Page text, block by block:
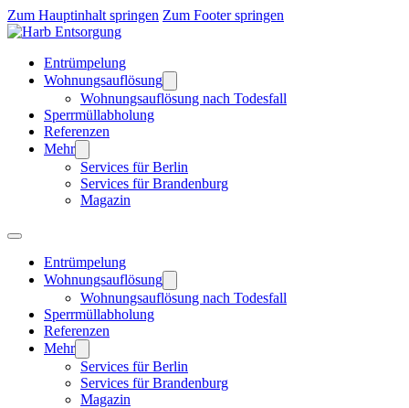
Zum Hauptinhalt springen Zum Footer springen
Entrümpelung
Wohnungsauflösung
Wohnungsauflösung nach Todesfall
Sperrmüllabholung
Referenzen
Mehr
Services für Berlin
Services für Brandenburg
Magazin
Entrümpelung
Wohnungsauflösung
Wohnungsauflösung nach Todesfall
Sperrmüllabholung
Referenzen
Mehr
Services für Berlin
Services für Brandenburg
Magazin